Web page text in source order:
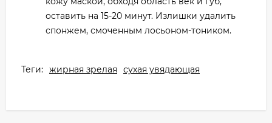
оставить на 15-20 минут. Излишки удалить
спонжем, смоченным лосьоном-тоником.
Теги: жирная зрелая сухая увядающая